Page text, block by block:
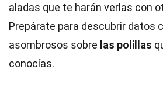
aladas que te harán verlas con
Prepárate para descubrir datos
asombrosos sobre las polillas
conocías.